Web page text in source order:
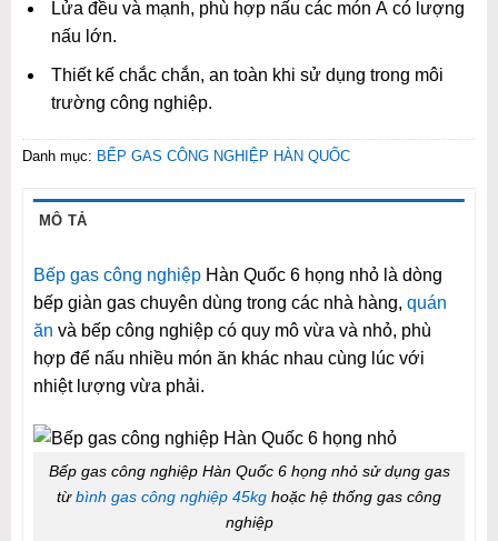
Lửa đều và mạnh, phù hợp nấu các món Á có lượng
nấu lớn.
Thiết kế chắc chắn, an toàn khi sử dụng trong môi
trường công nghiệp.
Danh mục: BẾP GAS CÔNG NGHIỆP HÀN QUỐC
MÔ TẢ
Bếp gas công nghiệpHàn Quốc 6 họng nhỏ là dòng
bếp giàn gas chuyên dùng trong các nhà hàng, quán
ăn và bếp công nghiệp có quy mô vừa và nhỏ, phù
hợp để nấu nhiều món ăn khác nhau cùng lúc với
nhiệt lượng vừa phải.
Bếp gas công nghiệp Hàn Quốc 6 họng nhỏ sử dụng gas
từbình gas công nghiệp 45kg hoặc hệ thống gas công
nghiệp